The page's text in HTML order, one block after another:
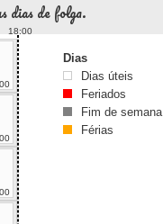
dias de folga.
18:00
Dias
Dias úteis
Feriados
Fim de semana
Férias